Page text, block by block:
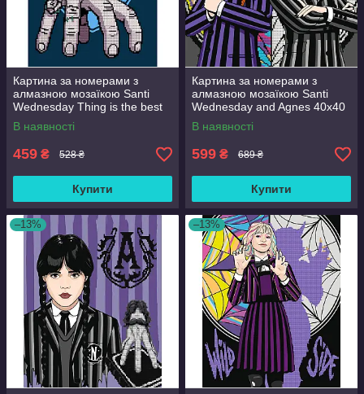
Картина за номерами з
алмазною мозаїкою Santi
Wednesday Thing is the best
friend 30x40 см Різнобарвний
(954980)
В наявності
459 ₴ 528 ₴
Купити
Картина за номерами з
алмазною мозаїкою Santi
Wednesday and Agnes 40x40
см Різнобарвний (954947)
В наявності
599 ₴ 689 ₴
Купити
–13% –13%